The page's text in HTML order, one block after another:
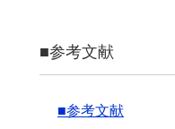
■参考文献
■参考文献